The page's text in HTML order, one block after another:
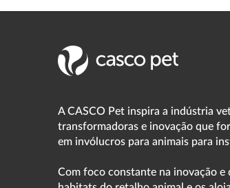
A CASCO Pet inspira a indústria
transformadoras e inovação que
em invólucros para animais para
Com foco constante na inovação